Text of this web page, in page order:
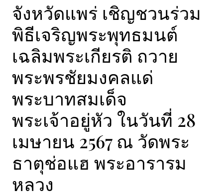
จังหวัดแพร่ เชิญชวนร่วม
พิธีเจริญพระพุทธมนต์
เฉลิมพระเกียรติ ถวาย
พระพรชัยมงคลแด่
พระบาทสมเด็จ
พระเจ้าอยู่หัว ในวันที่ 28
เมษายน 2567 ณ วัดพระ
ธาตุช่อแฮ พระอารารม
หลวง